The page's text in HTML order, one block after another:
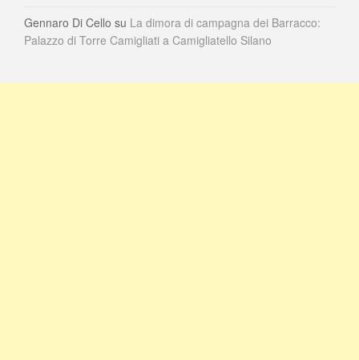
Gennaro Di Cello su La dimora di campagna dei Barracco:
Palazzo di Torre Camigliati a Camigliatello Silano